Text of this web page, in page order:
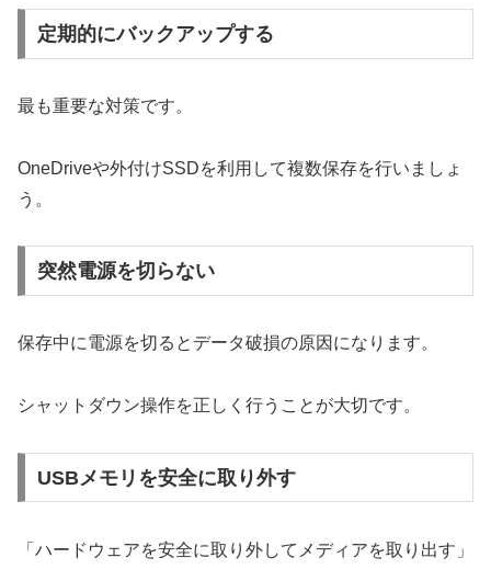
定期的にバックアップする
最も重要な対策です。
OneDriveや外付けSSDを利用して複数保存を行いましょ
う。
突然電源を切らない
保存中に電源を切るとデータ破損の原因になります。
シャットダウン操作を正しく行うことが大切です。
USBメモリを安全に取り外す
「ハードウェアを安全に取り外してメディアを取り出す」